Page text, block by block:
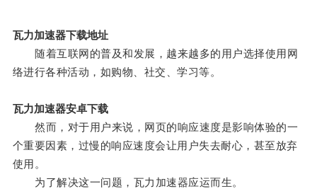
瓦力加速器下载地址
随着互联网的普及和发展，越来越多的用户选择使用网
络进行各种活动，如购物、社交、学习等。
瓦力加速器安卓下载
然而，对于用户来说，网页的响应速度是影响体验的一
个重要因素，过慢的响应速度会让用户失去耐心，甚至放弃
使用。
为了解决这一问题，瓦力加速器应运而生。